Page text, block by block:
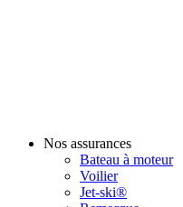
Nos assurances
Bateau à moteur
Voilier
Jet-ski®